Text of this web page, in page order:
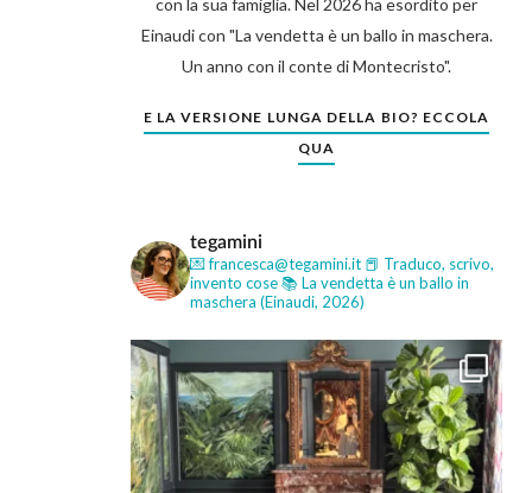
con la sua famiglia. Nel 2026 ha esordito per
Einaudi con "La vendetta è un ballo in maschera.
Un anno con il conte di Montecristo".
E LA VERSIONE LUNGA DELLA BIO? ECCOLA
QUA
tegamini
💌 francesca@tegamini.it 📕 Traduco, scrivo,
invento cose📚 La vendetta è un ballo in
maschera (Einaudi, 2026)